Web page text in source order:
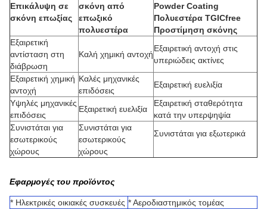
Επικάλυψη σε
σκόνη επωξίας
σκόνη από
επωξικό
πολυεστέρα
Powder Coating
Πολυεστέρα TGICfree
Προστίμηση σκόνης
Εξαιρετική
αντίσταση στη
διάβρωση
Καλή χημική αντοχή
Εξαιρετική αντοχή στις
υπεριώδεις ακτίνες
Εξαιρετική χημική
αντοχή
Καλές μηχανικές
επιδόσεις
Εξαιρετική ευελιξία
Υψηλές μηχανικές
επιδόσεις
Εξαιρετική ευελιξία
Εξαιρετική σταθερότητα
κατά την υπερψηψία
Συνιστάται για
εσωτερικούς
χώρους
Συνιστάται για
εσωτερικούς
χώρους
Συνιστάται για εξωτερικά
Εφαρμογές του προϊόντος
* Ηλεκτρικές οικιακές συσκευές * Αεροδιαστημικός τομέας